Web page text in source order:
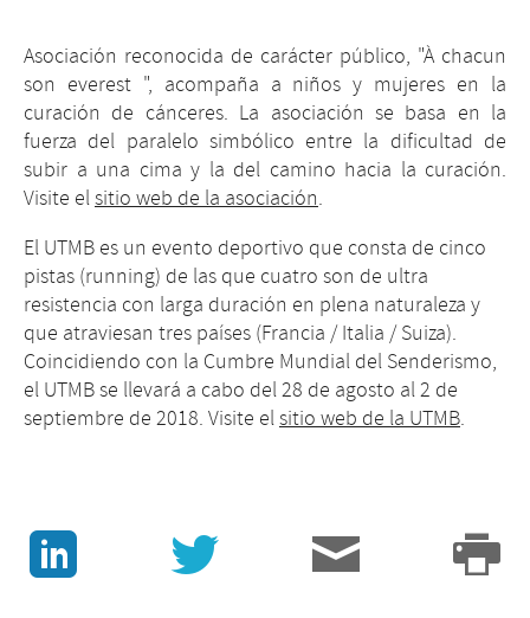
Asociación reconocida de carácter público, "À chacun
son everest ", acompaña a niños y mujeres en la
curación de cánceres. La asociación se basa en la
fuerza del paralelo simbólico entre la dificultad de
subir a una cima y la del camino hacia la curación.
Visite elsitio web de la asociación.
El UTMB es un evento deportivo que consta de cinco
pistas (running) de las que cuatro son de ultra
resistencia con larga duración en plena naturaleza y
que atraviesan tres países (Francia / Italia / Suiza).
Coincidiendo con la Cumbre Mundial del Senderismo,
el UTMB se llevará a cabo del 28 de agosto al 2 de
septiembre de 2018. Visite elsitio web de la UTMB.
J v 3 p